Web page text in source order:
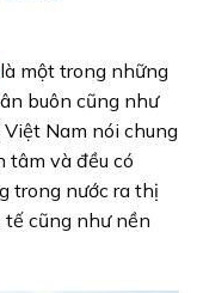
là một trong những
buôn cũng như
Nam nói chung
tâm và đều có
trong nước ra thị
cũng như nền